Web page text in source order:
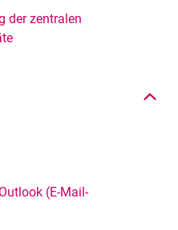
der zentralen
(E-Mail-